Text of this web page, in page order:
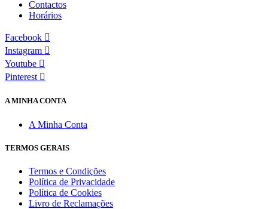
Contactos
Horários
Facebook
Instagram
Youtube
Pinterest
A MINHA CONTA
A Minha Conta
TERMOS GERAIS
Termos e Condições
Política de Privacidade
Política de Cookies
Livro de Reclamações